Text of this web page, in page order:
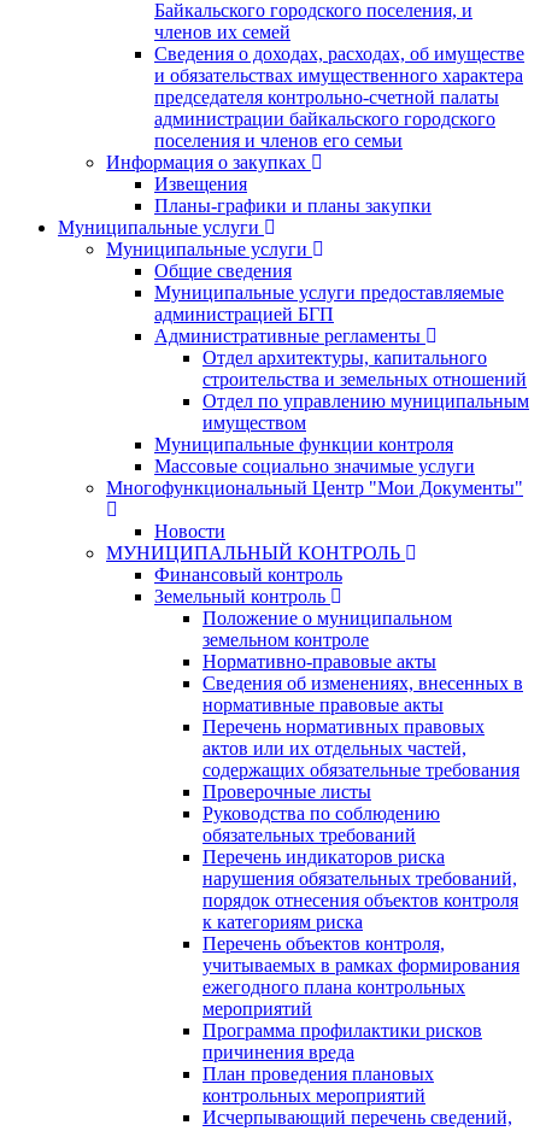
Байкальского городского поселения, и
членов их семей
Сведения о доходах, расходах, об имуществе
и обязательствах имущественного характера
председателя контрольно-счетной палаты
администрации байкальского городского
поселения и членов его семьи
Информация о закупках
Извещения
Планы-графики и планы закупки
Муниципальные услуги
Муниципальные услуги
Общие сведения
Муниципальные услуги предоставляемые
администрацией БГП
Административные регламенты
Отдел архитектуры, капитального
строительства и земельных отношений
Отдел по управлению муниципальным
имуществом
Муниципальные функции контроля
Массовые социально значимые услуги
Многофункциональный Центр "Мои Документы"
Новости
МУНИЦИПАЛЬНЫЙ КОНТРОЛЬ
Финансовый контроль
Земельный контроль
Положение о муниципальном
земельном контроле
Нормативно-правовые акты
Сведения об изменениях, внесенных в
нормативные правовые акты
Перечень нормативных правовых
актов или их отдельных частей,
содержащих обязательные требования
Проверочные листы
Руководства по соблюдению
обязательных требований
Перечень индикаторов риска
нарушения обязательных требований,
порядок отнесения объектов контроля
к категориям риска
Перечень объектов контроля,
учитываемых в рамках формирования
ежегодного плана контрольных
мероприятий
Программа профилактики рисков
причинения вреда
План проведения плановых
контрольных мероприятий
Исчерпывающий перечень сведений,